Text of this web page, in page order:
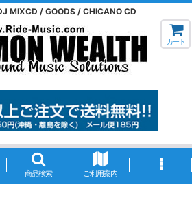
MIXCD / GOODS / CHICANO CD
カート
商品検索 ご利用案内